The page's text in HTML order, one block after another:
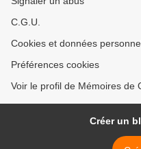
C.G.U.
Cookies et données
Préférences cookies
Voir le profil de Mémoires de
Créer un